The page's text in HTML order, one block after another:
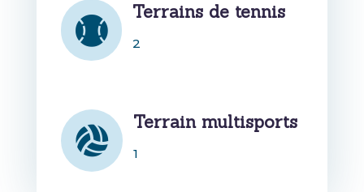

Terrains de tennis
2

Terrain multisports
1